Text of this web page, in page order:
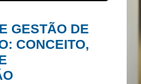
GESTÃO DE
CONCEITO,